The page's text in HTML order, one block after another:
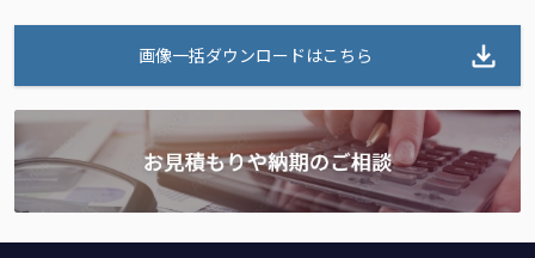
画像一括ダウンロードはこちら